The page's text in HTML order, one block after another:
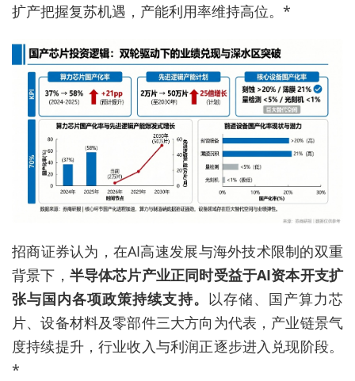
扩产把握复苏机遇，产能利用率维持高位。*
招商证券认为，在AI高速发展与海外技术限制的双重
背景下， 半导体芯片产业正同时受益于AI资本开支扩
张与国内各项政策持续支持。 以存储、国产算力芯
片、设备材料及零部件三大方向为代表，产业链景气
度持续提升，行业收入与利润正逐步进入兑现阶段。
*